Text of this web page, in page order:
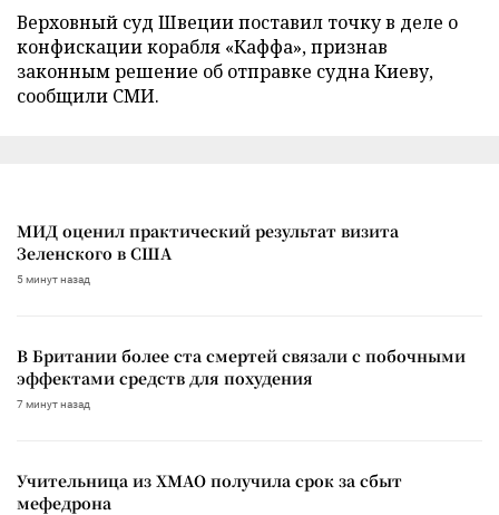
Верховный суд Швеции поставил точку в деле о
конфискации корабля «Каффа», признав
законным решение об отправке судна Киеву,
сообщили СМИ.
МИД оценил практический результат визита
Зеленского в США
5 минут назад
В Британии более ста смертей связали с побочными
эффектами средств для похудения
7 минут назад
Учительница из ХМАО получила срок за сбыт
мефедрона